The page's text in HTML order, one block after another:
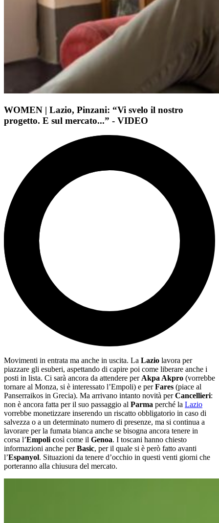
WOMEN | Lazio, Pinzani: “Vi svelo il nostro
progetto. E sul mercato...” - VIDEO
Movimenti in entrata ma anche in uscita. La Lazio lavora per
piazzare gli esuberi, aspettando di capire poi come liberare anche i
posti in lista. Ci sarà ancora da attendere per Akpa Akpro (vorrebbe
tornare al Monza, si è interessato l’Empoli) e perFares (piace al
Panserraikos in Grecia). Ma arrivano intanto novità perCancellieri:
non è ancora fatta per il suo passaggio al Parma perché la Lazio
vorrebbe monetizzare inserendo un riscatto obbligatorio in caso di
salvezza o a un determinato numero di presenze, ma si continua a
lavorare per la fumata bianca anche se bisogna ancora tenere in
corsa l’Empoli così come il Genoa. I toscani hanno chiesto
informazioni anche perBasic, per il quale si è però fatto avanti
l’Espanyol. Situazioni da tenere d’occhio in questi venti giorni che
porteranno alla chiusura del mercato.